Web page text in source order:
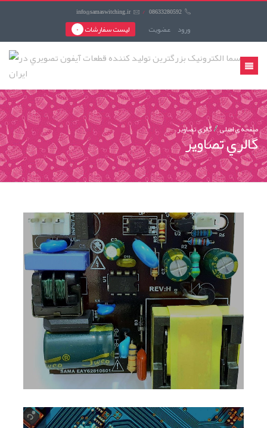
info@samaswitching.ir / 08633280592
0 لیست سفارشات عضويت ورود
منوی
کاربری
صفحه ی اصلی گالري تصاوير
گالري تصاوير